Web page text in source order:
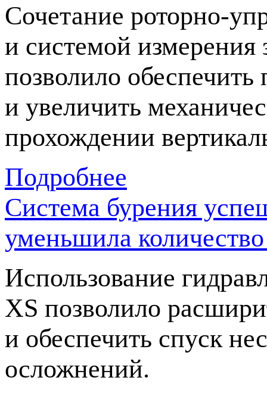
Сочетание роторно-
и системой измерения
позволило
и увеличить
прохождении
Подробнее
Система бурения
уменьшила
Использование
XS позволило
и обеспечить спуск
осложнений.